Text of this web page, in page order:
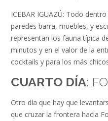
ICEBAR IGUAZÚ: Todo
paredes barra, muebles, y
representan los fauna típica
minutos y en el valor de la
cocktails y para los más
CUARTO DÍA:
Otro día que hay que
que cruzar la frontera hacia